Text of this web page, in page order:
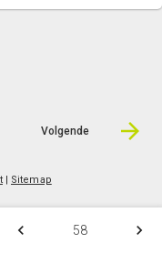
Volgende
| Sitemap
keyboard_arrow_left 58 keyboard_arrow_right